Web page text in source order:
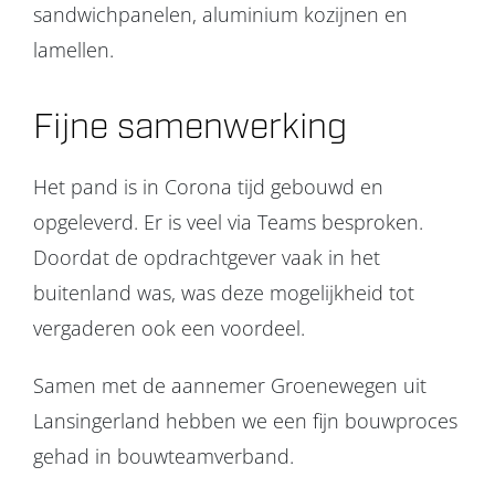
sandwichpanelen, aluminium kozijnen en
lamellen.
Fijne samenwerking
Het pand is in Corona tijd gebouwd en
opgeleverd. Er is veel via Teams besproken.
Doordat de opdrachtgever vaak in het
buitenland was, was deze mogelijkheid tot
vergaderen ook een voordeel.
Samen met de aannemer Groenewegen uit
Lansingerland hebben we een fijn bouwproces
gehad in bouwteamverband.